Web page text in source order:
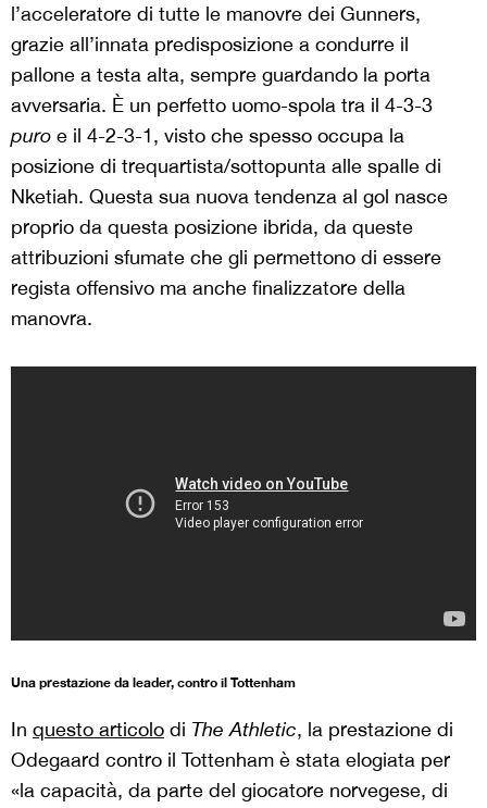
l’acceleratore di tutte le manovre dei Gunners,
grazie all’innata predisposizione a condurre il
pallone a testa alta, sempre guardando la porta
avversaria. È un perfetto uomo-spola tra il 4-3-3
puro e il 4-2-3-1, visto che spesso occupa la
posizione di trequartista/sottopunta alle spalle di
Nketiah. Questa sua nuova tendenza al gol nasce
proprio da questa posizione ibrida, da queste
attribuzioni sfumate che gli permettono di essere
regista offensivo ma anche finalizzatore della
manovra.
Una prestazione da leader, contro il Tottenham
In questo articolo di The Athletic, la prestazione di
Odegaard contro il Tottenham è stata elogiata per
«la capacità, da parte del giocatore norvegese, di